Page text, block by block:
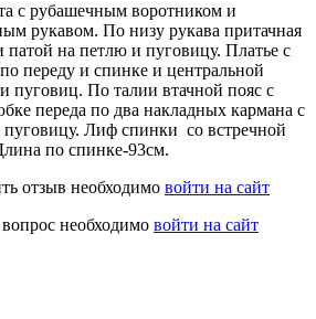
с рубашечным воротником и
рукавом. По низу рукава притачная
патой на петлю и пуговицу. Платье с
переду и спинке и центральной
пуговиц. По талии втачной пояс с
переда по два накладных кармана с
Лиф спинки со встречной
по спинке-93см.
отзыв необходимо войти на сайт
необходимо войти на сайт